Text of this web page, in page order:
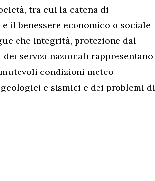
tra cui la catena di
il benessere economico o sociale
che integrità, protezione dal
servizi nazionali rappresentano
condizioni meteo-
e sismici e dei problemi di